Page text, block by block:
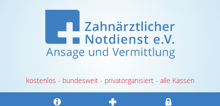
kostenlos - bundesweit - privatorganisiert - alle Kassen